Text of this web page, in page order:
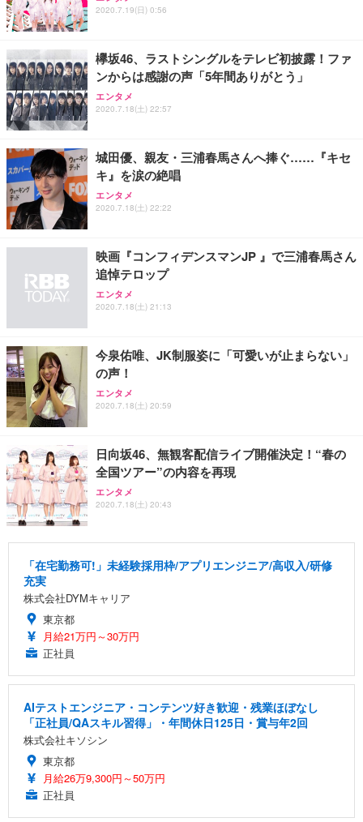
2020.7.19(日) 0:56
欅坂46、ラストシングルをテレビ初披露！ファ
ンからは感謝の声「5年間ありがとう」
エンタメ
2020.7.18(土) 22:57
城田優、親友・三浦春馬さんへ捧ぐ……『キセ
キ』を涙の絶唱
エンタメ
2020.7.18(土) 22:22
映画『コンフィデンスマンJP 』で三浦春馬さん
追悼テロップ
エンタメ
2020.7.18(土) 21:13
今泉佑唯、JK制服姿に「可愛いが止まらない」
の声！
エンタメ
2020.7.18(土) 20:59
日向坂46、無観客配信ライブ開催決定！“春の
全国ツアー”の内容を再現
エンタメ
2020.7.18(土) 20:43
「在宅勤務可!」未経験採用枠/アプリエンジニア/高収入/研修
充実
株式会社DYMキャリア
東京都
月給21万円～30万円
正社員
AIテストエンジニア・コンテンツ好き歓迎・残業ほぼなし
「正社員/QAスキル習得」・年間休日125日・賞与年2回
株式会社キソシン
東京都
月給26万9,300円～50万円
正社員